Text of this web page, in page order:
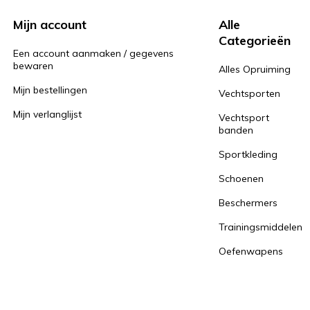
Mijn account
Een account aanmaken / gegevens
bewaren
Mijn bestellingen
Mijn verlanglijst
Alle
Categorieën
Alles Opruiming
Vechtsporten
Vechtsport
banden
Sportkleding
Schoenen
Beschermers
Trainingsmiddelen
Oefenwapens